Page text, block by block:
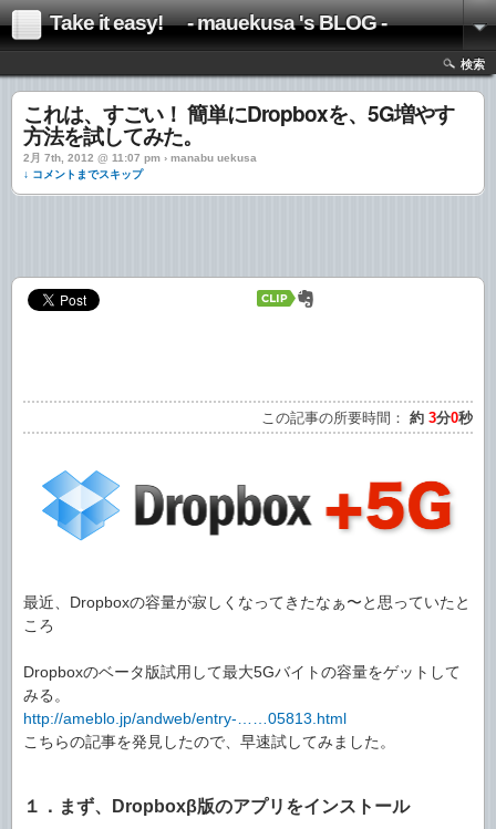
Take it easy! - mauekusa 's BLOG -
検索
これは、すごい！ 簡単にDropboxを、5G増やす
方法を試してみた。
2月 7th, 2012 @ 11:07 pm › manabu uekusa
↓ コメントまでスキップ
この記事の所要時間： 約 3分0秒
最近、Dropboxの容量が寂しくなってきたなぁ〜と思っていたと
ころ
Dropboxのベータ版試用して最大5Gバイトの容量をゲットして
みる。
http://ameblo.jp/andweb/entry-……05813.html
こちらの記事を発見したので、早速試してみました。
１．まず、Dropboxβ版のアプリをインストール